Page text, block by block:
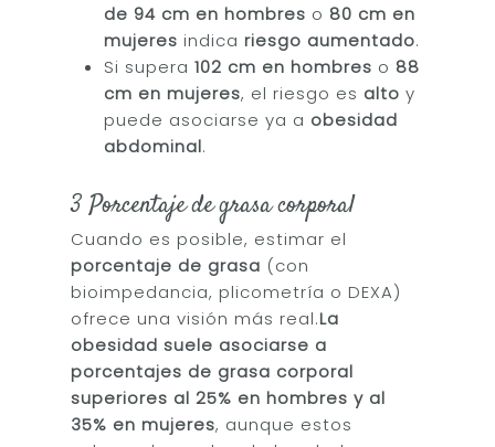
de 94 cm en hombres o 80 cm en
mujeres indica riesgo aumentado.
Si supera102 cm en hombres o 88
cm en mujeres, el riesgo es alto y
puede asociarse ya a obesidad
abdominal.
3 Porcentaje de grasa corporal
Cuando es posible, estimar el
porcentaje de grasa (con
bioimpedancia, plicometría o DEXA)
ofrece una visión más real.La
obesidad suele asociarse a
porcentajes de grasa corporal
superiores al 25% en hombres y al
35% en mujeres, aunque estos